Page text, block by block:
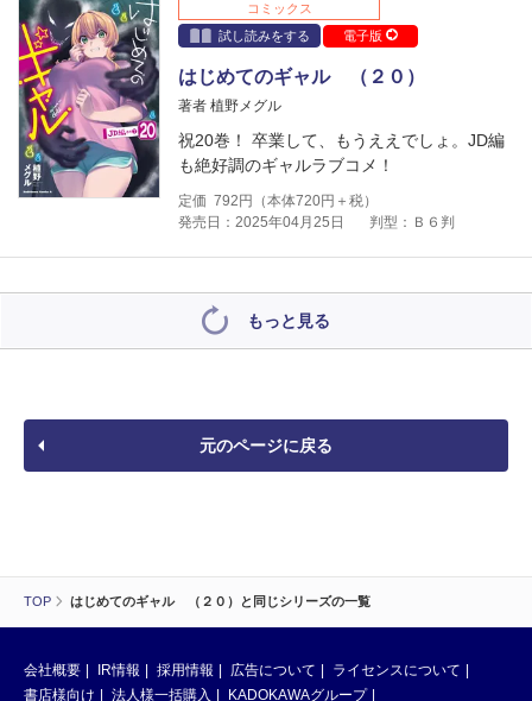
TOP はじめてのギャル （２０）と同じシリーズの一覧
コミックス
試し読みをする
電子版
はじめてのギャル （２０）
著者 植野メグル
祝20巻！ 卒業して、もうええでしょ。JD編
も絶好調のギャルラブコメ！
定価 792 円（本体720円＋税）
発売日：2025年04月25日
判型：Ｂ６判
もっと見る
元のページに戻る
会社概要 IR情報 採用情報 広告について
ライセンスについて
書店様向け
法人様一括購入 KADOKAWAグループ